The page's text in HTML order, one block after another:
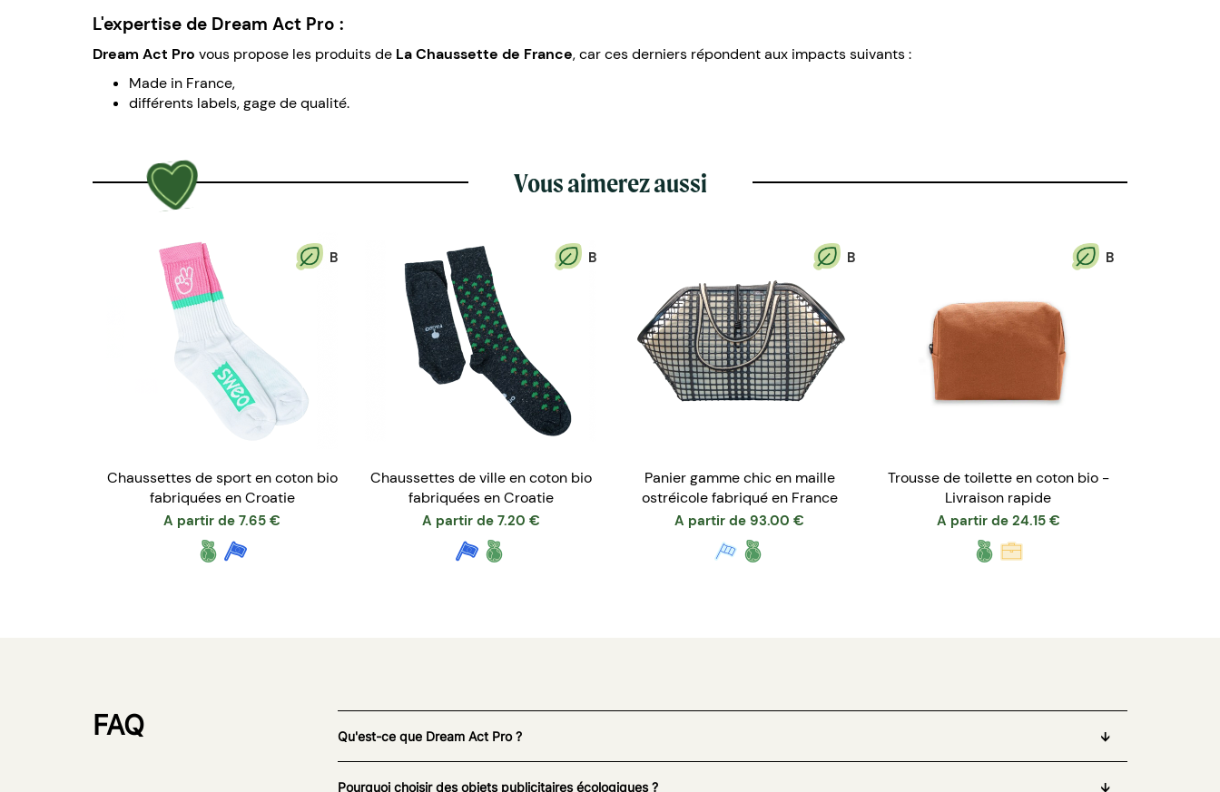
L'expertise de Dream Act Pro :
Dream Act Pro vous propose les produits de La Chaussette de France, car ces derniers répondent aux impacts suivants :
Made in France,
différents labels, gage de qualité.
Vous aimerez aussi
B
Chaussettes de sport en coton bio
fabriquées en Croatie
A partir de 7.65 €
B
Chaussettes de ville en coton bio
fabriquées en Croatie
A partir de 7.20 €
B
Panier gamme chic en maille
ostréicole fabriqué en France
A partir de 93.00 €
B
Trousse de toilette en coton bio -
Livraison rapide
A partir de 24.15 €
FAQ Qu'est-ce que Dream Act Pro ?
Pourquoi choisir des objets publicitaires écologiques ?